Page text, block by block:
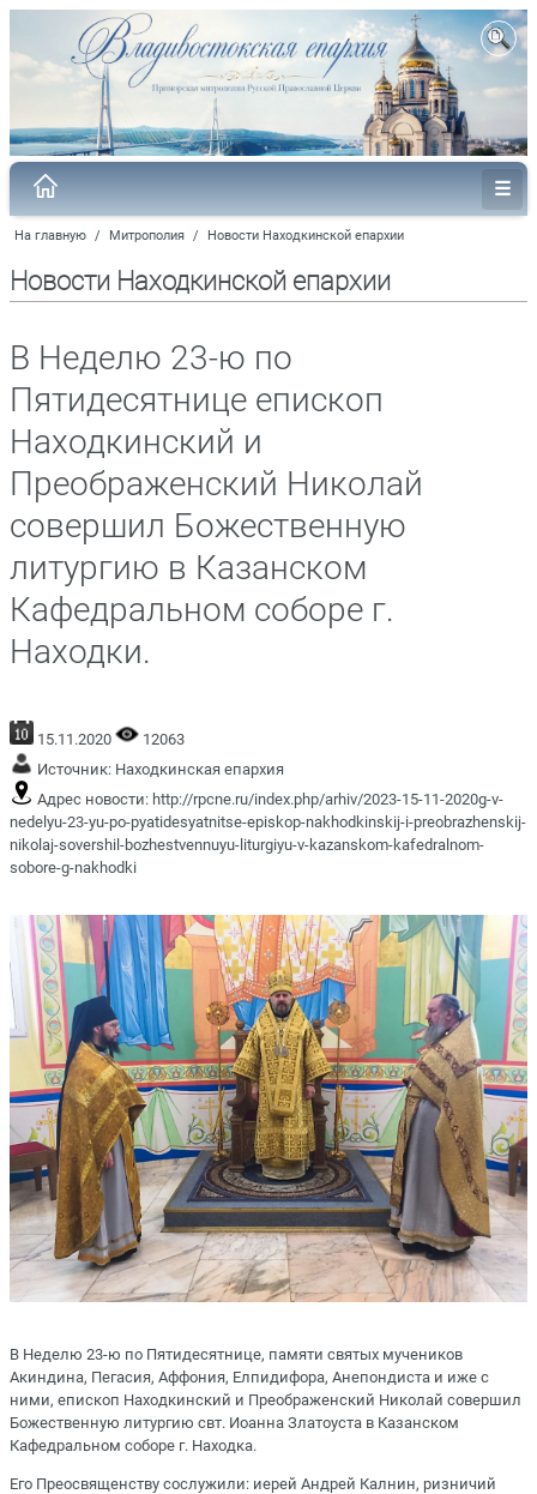
На главную / Митрополия / Новости Находкинской епархии
Новости Находкинской епархии
В Неделю 23-ю по
Пятидесятнице епископ
Находкинский и
Преображенский Николай
совершил Божественную
литургию в Казанском
Кафедральном соборе г.
Находки.
15.11.2020
12063
Источник: Находкинская епархия
Адрес новости: http://rpcne.ru/index.php/arhiv/2023-15-11-2020g-v-
nedelyu-23-yu-po-pyatidesyatnitse-episkop-nakhodkinskij-i-preobrazhenskij-
nikolaj-sovershil-bozhestvennuyu-liturgiyu-v-kazanskom-kafedralnom-
sobore-g-nakhodki
В Неделю 23-ю по Пятидесятнице, памяти святых мучеников
Акиндина, Пегасия, Аффония, Елпидифора, Анепондиста и иже с
ними, епископ Находкинский и Преображенский Николай совершил
Божественную литургию свт. Иоанна Златоуста в Казанском
Кафедральном соборе г. Находка.
Его Преосвященству сослужили: иерей Андрей Калнин, ризничий